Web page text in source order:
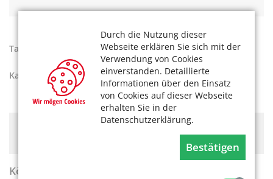
Durch die Nutzung dieser
Webseite erklären Sie sich mit der
Verwendung von Cookies
einverstanden. Detaillierte
Informationen über den Einsatz
von Cookies auf dieser Webseite
erhalten Sie in der
Datenschutzerklärung.
Bestätigen
Tags: Ehrenamt und Freiwilligkeit , Einsamkeit
Kategorien: Aktiv werden
Hier könnte Werbung stehen, mit der wir uns
KölnerLeben Sommer 2026